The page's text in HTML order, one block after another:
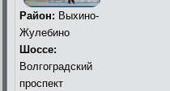
Район: Выхино-
Жулебино
Шоссе:
Волгоградский
проспект